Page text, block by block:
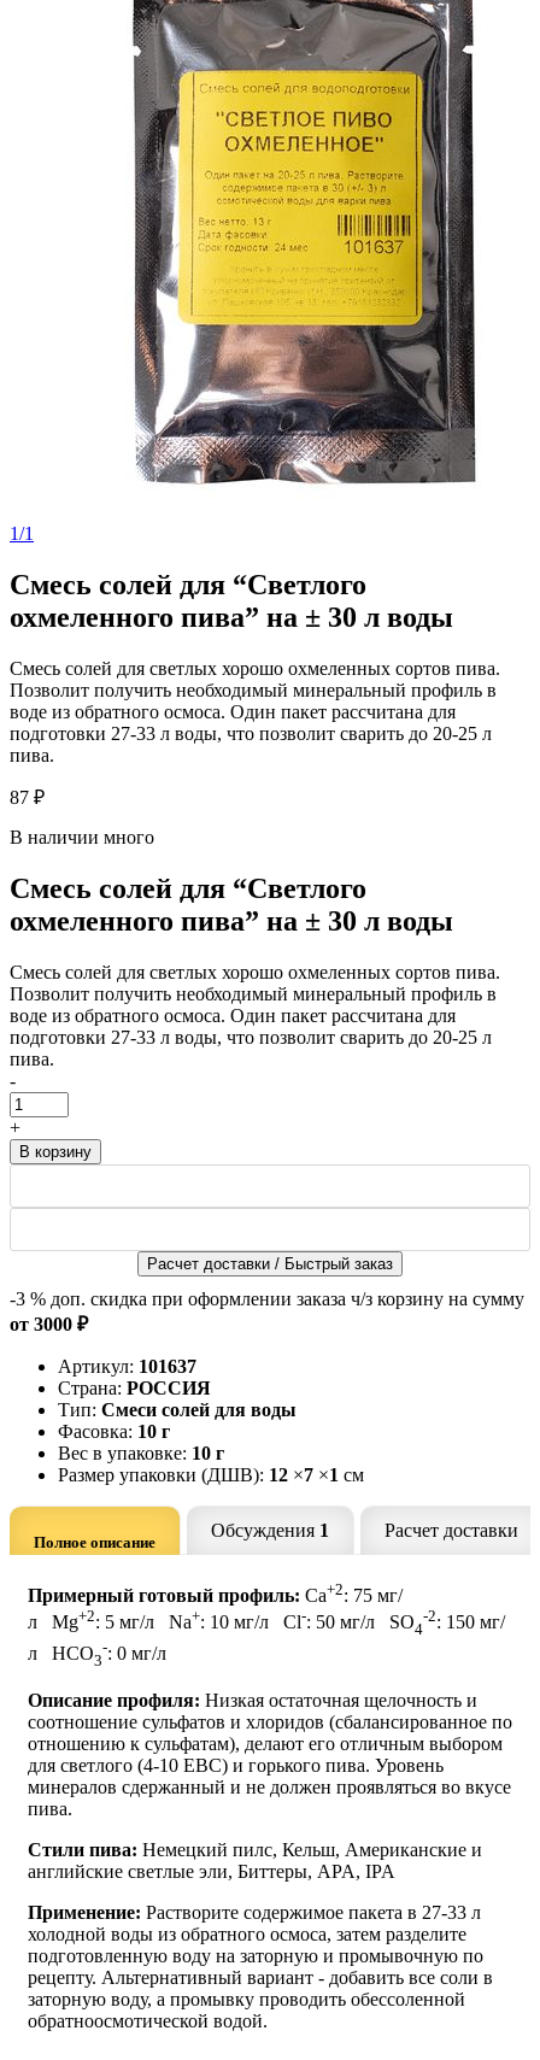
1/1
Смесь солей для “Светлого
охмеленного пива” на ± 30 л воды
Смесь солей для светлых хорошо охмеленных сортов пива.
Позволит получить необходимый минеральный профиль в
воде из обратного осмоса. Один пакет рассчитана для
подготовки 27-33 л воды, что позволит сварить до 20-25 л
пива.
87 ₽
В наличии много
Смесь солей для “Светлого
охмеленного пива” на ± 30 л воды
Смесь солей для светлых хорошо охмеленных сортов пива.
Позволит получить необходимый минеральный профиль в
воде из обратного осмоса. Один пакет рассчитана для
подготовки 27-33 л воды, что позволит сварить до 20-25 л
пива.
-
+
Расчет доставки / Быстрый заказ
-3 % доп. скидка при оформлении заказа ч/з корзину на сумму
от 3000 ₽
Артикул: 101637
Страна: РОССИЯ
Тип: Смеси солей для воды
Фасовка: 10 г
Вес в упаковке: 10 г
Размер упаковки (ДШВ): 12 ×7 ×1 см
Полное описание
Обсуждения 1 Расчет доставки
Примерный готовый профиль: Ca+2: 75 мг/
л Mg+2: 5 мг/л Na+: 10 мг/л Cl-: 50 мг/л SO4
-2: 150 мг/
л HCO3
-: 0 мг/л
Описание профиля: Низкая остаточная щелочность и
соотношение сульфатов и хлоридов (сбалансированное по
отношению к сульфатам), делают его отличным выбором
для светлого (4-10 EBC) и горького пива. Уровень
минералов сдержанный и не должен проявляться во вкусе
пива.
Стили пива: Немецкий пилс, Кельш, Американские и
английские светлые эли, Биттеры, APA, IPA
Применение: Растворите содержимое пакета в 27-33 л
холодной воды из обратного осмоса, затем разделите
подготовленную воду на заторную и промывочную по
рецепту. Альтернативный вариант - добавить все соли в
заторную воду, а промывку проводить обессоленной
обратноосмотической водой.